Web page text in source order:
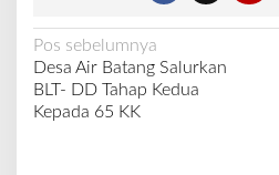
N
a
v
Pos sebelumnya
Desa Air Batang Salurkan
BLT- DD Tahap Kedua
Kepada 65 KK